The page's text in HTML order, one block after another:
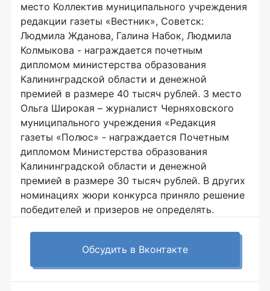
место Коллектив муниципального учреждения
редакции газеты «Вестник», Советск:
Людмила Жданова, Галина Набок, Людмила
Колмыкова - награждается почетным
дипломом министерства образования
Калининградской области и денежной
премией в размере 40 тысяч рублей. 3 место
Ольга Широкая – журналист Черняховского
муниципального учреждения «Редакция
газеты «Полюс» - награждается Почетным
дипломом Министерства образования
Калининградской области и денежной
премией в размере 30 тысяч рублей. В других
номинациях жюри конкурса приняло решение
победителей и призеров не определять.
Обсудить в Вконтакте